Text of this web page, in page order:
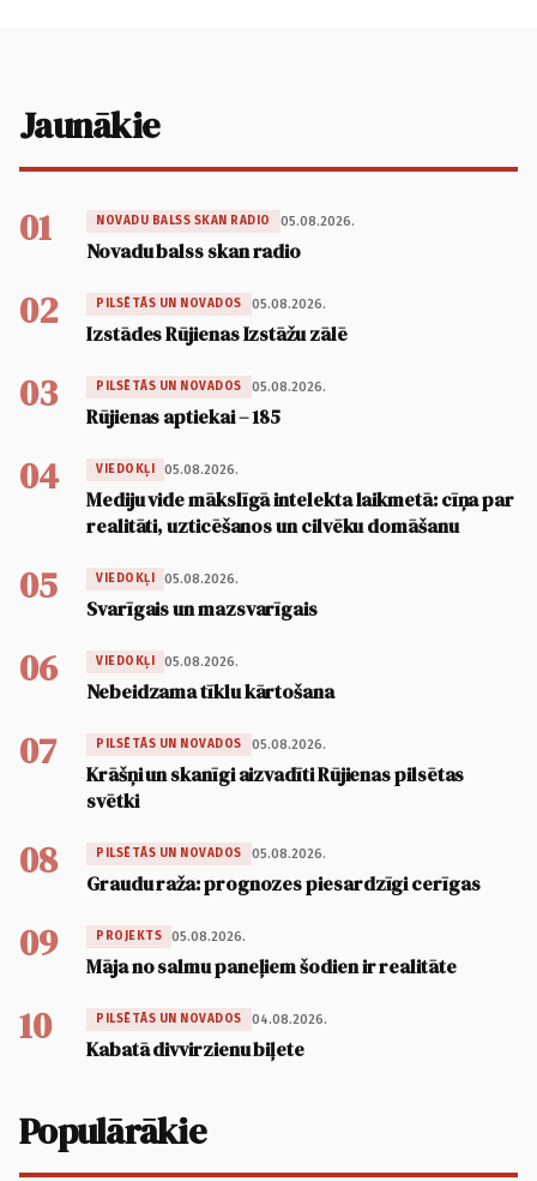
Jaunākie
01 NOVADU BALSS SKAN RADIO 05.08.2026.
Novadu balss skan radio
02 PILSĒTĀS UN NOVADOS 05.08.2026.
Izstādes Rūjienas Izstāžu zālē
03 PILSĒTĀS UN NOVADOS 05.08.2026.
Rūjienas aptiekai – 185
04 VIEDOKĻI 05.08.2026.
Mediju vide mākslīgā intelekta laikmetā: cīņa par
realitāti, uzticēšanos un cilvēku domāšanu
05 VIEDOKĻI 05.08.2026.
Svarīgais un mazsvarīgais
06 VIEDOKĻI 05.08.2026.
Nebeidzama tīklu kārtošana
07 PILSĒTĀS UN NOVADOS 05.08.2026.
Krāšņi un skanīgi aizvadīti Rūjienas pilsētas
svētki
08 PILSĒTĀS UN NOVADOS 05.08.2026.
Graudu raža: prognozes piesardzīgi cerīgas
09 PROJEKTS 05.08.2026.
Māja no salmu paneļiem šodien ir realitāte
10 PILSĒTĀS UN NOVADOS 04.08.2026.
Kabatā divvirzienu biļete
Populārākie